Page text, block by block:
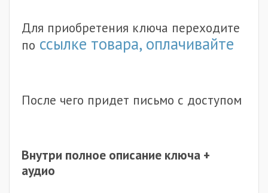
Для приобретения ключа переходите
по ссылке товара, оплачивайте
После чего придет письмо с доступом
Внутри полное описание ключа +
аудио